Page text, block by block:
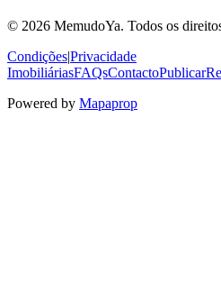
© 2026 MemudoYa. Todos os
Condições|Privacidade
ImobiliáriasFAQsContactoPublicar
Powered by Mapaprop